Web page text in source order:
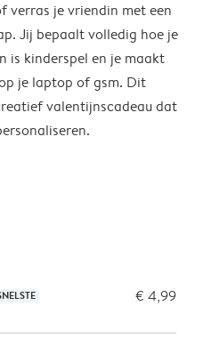
je vriendin met een
Jij bepaalt volledig hoe je
is kinderspel en je maakt
je laptop of gsm. Dit
valentijnscadeau dat
€ 4,99